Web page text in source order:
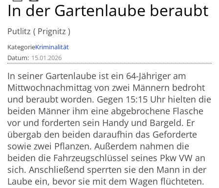
In der Gartenlaube beraubt
Putlitz Prignitz
KategorieKriminalität
Datum 15.01.2026
In seiner Gartenlaube ist ein 64-Jähriger am
Mittwochnachmittag von zwei Männern bedroht
und beraubt worden. Gegen 15:15 Uhr hielten die
beiden Männer ihm eine abgebrochene Flasche
vor und forderten sein Handy und Bargeld. Er
übergab den beiden daraufhin das Geforderte
sowie zwei Pflanzen. Außerdem nahmen die
beiden die Fahrzeugschlüssel seines Pkw VW an
sich. Anschließend sperrten sie den Mann in der
Laube ein, bevor sie mit dem Wagen flüchteten.